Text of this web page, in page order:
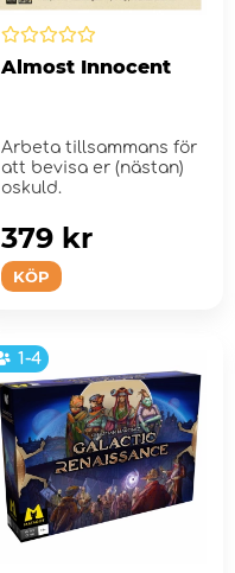
Almost Innocent
Arbeta tillsammans för
att bevisa er (nästan)
oskuld.
KÖP
379 kr
1-4